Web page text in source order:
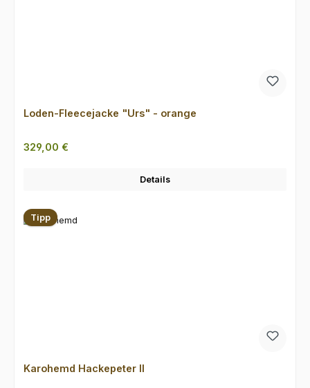
Loden-Fleecejacke "Urs" - orange
Regulärer Preis:
329,00 €
Details
Tipp
Karohemd Hackepeter II